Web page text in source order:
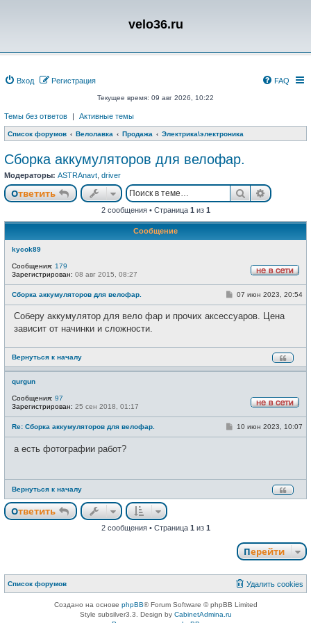
velo36.ru
Вход Регистрация FAQ
Текущее время: 09 авг 2026, 10:22
Темы без ответов | Активные темы
Список форумов Велолавка Продажа Электрика\электроника
Сборка аккумуляторов для велофар.
Модераторы: ASTRAnavt driver
Ответить Поиск
2 сообщения • Страница 1 из 1
Сообщение
kycok89
в
с
Сообщения: 179
Зарегистрирован: 08 авг 2015, 08:27
Сборка аккумуляторов для велофар.
С
б
07 июн 2023, 20:54
Соберу аккумулятор для вело фар и прочих аксессуаров. Цена
зависит от начинки и сложности.
Вернуться к началу
qurgun
в
с
Сообщения: 97
Зарегистрирован: 25 сен 2018, 01:17
Re: Сборка аккумуляторов для велофар.
С10 июн 2023, 10:07
а есть фотографии работ?
Вернуться к началу
Ответить
2 сообщения • Страница 1 из 1
Перейти
Список форумов Удалить cookies
Создано на основе phpBB® Forum Software © phpBB Limited
Style subsilver3.3. Design by CabinetAdmina.ru